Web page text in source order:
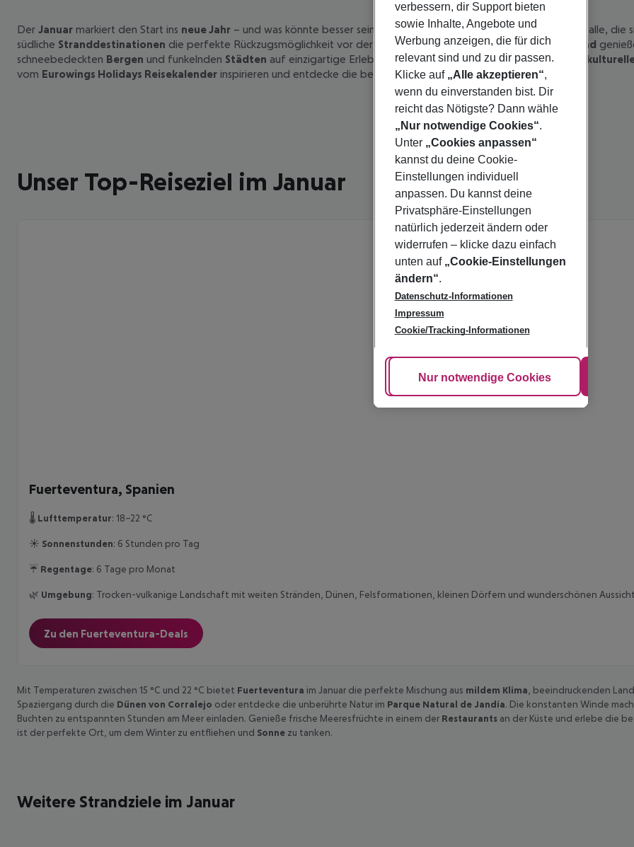
Der Januar markiert den Start ins neue Jahr – und was könnte besser sein, als dieses mit einerReisezu beginnen? Für alle, die
südliche Stranddestinationen die perfekte Rückzugsmöglichkeit vor der Kälte. Wer hingegen dasWinterwunderland
schneebedeckten Bergen und funkelnden Städten auf einzigartige Erlebnisse freuen. ObEntspannung am Strand,
vom Eurowings Holidays Reisekalender inspirieren und entdecke die bestenReiseziele für Januar.
Unser Top-Reiseziel im Januar
Fuerteventura, Spanien
🌡️ Lufttemperatur: 18–22 °C
☀️ Sonnenstunden: 6 Stunden pro Tag
☔ Regentage: 6 Tage pro Monat
🌿 Umgebung: Trocken-vulkanige Landschaft mit weiten Stränden, Dünen, Felsformationen, kleinen Dörfern und wunderschönen
Zu den Fuerteventura-Deals
Mit Temperaturen zwischen 15 °C und 22 °C bietet Fuerteventura im Januar die perfekte Mischung aus mildem Klima , beeindruckenden
Spaziergang durch die Dünen von Corralejo oder entdecke die unberührte Natur im Parque Natural de Jandía. Die konstanten Winde
Buchten zu entspannten Stunden am Meer einladen. Genieße frische Meeresfrüchte in einem der Restaurants an der Küste und erlebe die
ist der perfekte Ort, um dem Winter zu entfliehen und Sonne zu tanken.
Weitere Strandziele im Januar
verbessern, dir Support bieten
sowie Inhalte, Angebote und
Werbung anzeigen, die für dich
relevant sind und zu dir passen.
Klicke auf „Alle akzeptieren“,
wenn du einverstanden bist. Dir
reicht das Nötigste? Dann wähle
„Nur notwendige Cookies“.
Unter „Cookies anpassen“
kannst du deine Cookie-
Einstellungen individuell
anpassen. Du kannst deine
Privatsphäre-Einstellungen
natürlich jederzeit ändern oder
widerrufen – klicke dazu einfach
unten auf „Cookie-Einstellungen
ändern“.
Datenschutz-Informationen
Impressum
Cookie/Tracking-Informationen
Cookie anpassen
Nur notwendige Cookies